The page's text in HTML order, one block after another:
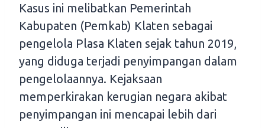
Kasus ini melibatkan Pemerintah
Kabupaten (Pemkab) Klaten sebagai
pengelola Plasa Klaten sejak tahun 2019,
yang diduga terjadi penyimpangan dalam
pengelolaannya. Kejaksaan
memperkirakan kerugian negara akibat
penyimpangan ini mencapai lebih dari